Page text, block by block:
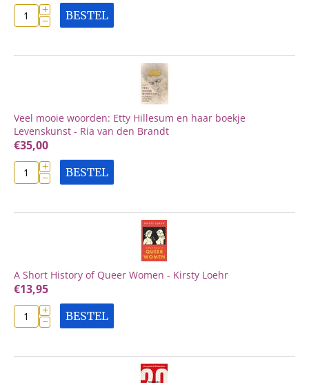
+
− BESTEL
Veel mooie woorden: Etty Hillesum en haar boekje
Levenskunst - Ria van den Brandt
€35,00
+
− BESTEL
A Short History of Queer Women - Kirsty Loehr
€13,95
+
− BESTEL